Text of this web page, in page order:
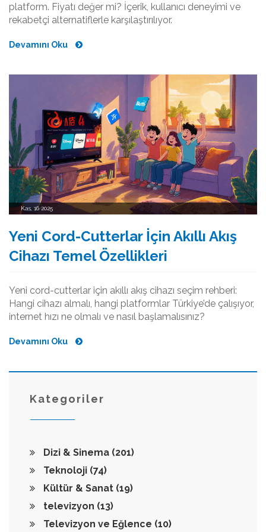
platform. Fiyatı değer mi? İçerik, kullanıcı deneyimi ve
rekabetçi alternatiflerle karşılaştırılıyor.
Devamını Oku
Kas, 16 2025
Yeni Cord-Cutterlar İçin Akıllı Akış
Cihazı Temel Özellikleri
Yeni cord-cutterlar için akıllı akış cihazı seçim rehberi:
Hangi cihazı almalı, hangi platformlar Türkiye’de çalışıyor,
internet hızı ne olmalı ve nasıl başlamalısınız?
Devamını Oku
Kategoriler
Dizi & Sinema (201)
Teknoloji (74)
Kültür & Sanat (19)
televizyon (13)
Televizyon ve Eğlence (10)